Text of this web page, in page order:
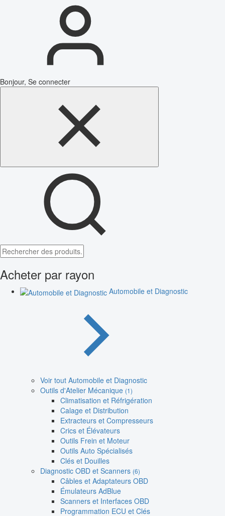
Bonjour, Se connecter
Acheter par rayon
Automobile et Diagnostic
Voir tout Automobile et Diagnostic
Outils d'Atelier Mécanique (1)
Climatisation et Réfrigération
Calage et Distribution
Extracteurs et Compresseurs
Crics et Élévateurs
Outils Frein et Moteur
Outils Auto Spécialisés
Clés et Douilles
Diagnostic OBD et Scanners (6)
Câbles et Adaptateurs OBD
Émulateurs AdBlue
Scanners et Interfaces OBD
Programmation ECU et Clés